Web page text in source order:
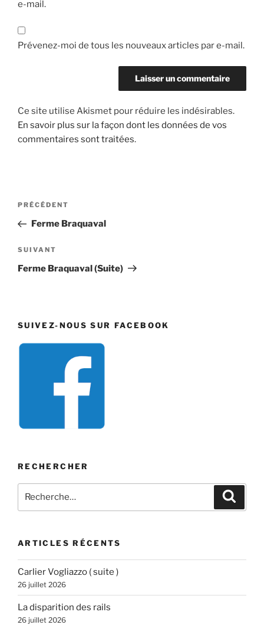
e-mail.
Prévenez-moi de tous les nouveaux articles par e-mail.
Ce site utilise Akismet pour réduire les indésirables.
En savoir plus sur la façon dont les données de vos
commentaires sont traitées.
Navigation
l’article
Article
précédent
PRÉCÉDENT
Ferme Braquaval
Article
suivant
SUIVANT
Ferme Braquaval (Suite)
SUIVEZ-NOUS SUR FACEBOOK
RECHERCHER
pour
ARTICLES RÉCENTS
Carlier Vogliazzo ( suite )
26 juillet 2026
La disparition des rails
26 juillet 2026